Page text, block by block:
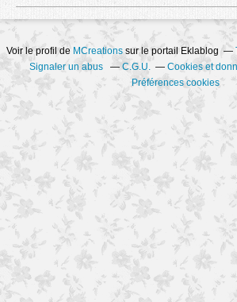
Voir le profil de MCreations sur le portail Eklablog
Signaler un abus
C.G.U.
Cookies et
Préférences cookies